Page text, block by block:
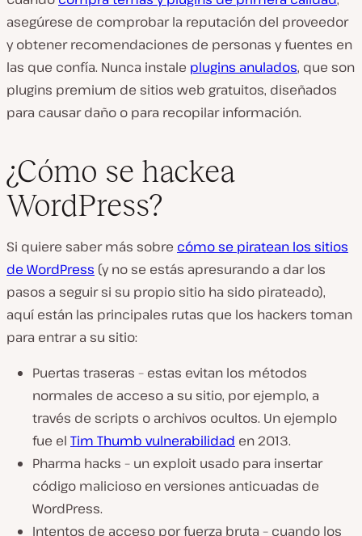
asegúrese de comprobar la reputación del proveedor
y obtener recomendaciones de personas y fuentes en
las que confía. Nunca instale plugins anulados, que son
plugins premium de sitios web gratuitos, diseñados
para causar daño o para recopilar información.
¿Cómo se hackea
WordPress?
Si quiere saber más sobre cómo se piratean los sitios
de WordPress (y no se estás apresurando a dar los
pasos a seguir si su propio sitio ha sido pirateado),
aquí están las principales rutas que los hackers toman
para entrar a su sitio:
Puertas traseras – estas evitan los métodos
normales de acceso a su sitio, por ejemplo, a
través de scripts o archivos ocultos. Un ejemplo
fue el Tim Thumb vulnerabilidad en 2013.
Pharma hacks – un exploit usado para insertar
código malicioso en versiones anticuadas de
WordPress.
Intentos de acceso por fuerza bruta – cuando los